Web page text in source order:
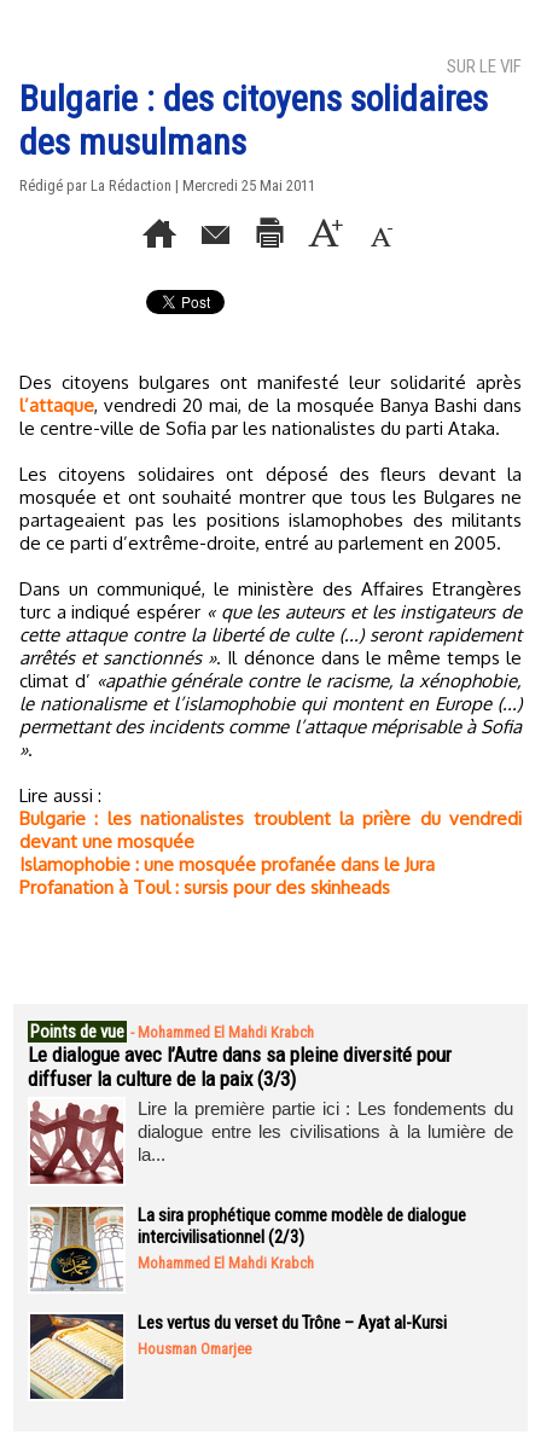
SUR LE VIF
Bulgarie : des citoyens solidaires
des musulmans
Rédigé par La Rédaction | Mercredi 25 Mai 2011
Des citoyens bulgares ont manifesté leur solidarité après
l’attaque, vendredi 20 mai, de la mosquée Banya Bashi dans
le centre-ville de Sofia par les nationalistes du parti Ataka.
Les citoyens solidaires ont déposé des fleurs devant la
mosquée et ont souhaité montrer que tous les Bulgares ne
partageaient pas les positions islamophobes des militants
de ce parti d’extrême-droite, entré au parlement en 2005.
Dans un communiqué, le ministère des Affaires Etrangères
turc a indiqué espérer « que les auteurs et les instigateurs de
cette attaque contre la liberté de culte (...) seront rapidement
arrêtés et sanctionnés ». Il dénonce dans le même temps le
climat d’ «apathie générale contre le racisme, la xénophobie,
le nationalisme et l’islamophobie qui montent en Europe (...)
permettant des incidents comme l’attaque méprisable à Sofia
».
Lire aussi :
Bulgarie : les nationalistes troublent la prière du vendredi
devant une mosquée
Islamophobie : une mosquée profanée dans le Jura
Profanation à Toul : sursis pour des skinheads
Points de vue - Mohammed El Mahdi Krabch
Le dialogue avec l’Autre dans sa pleine diversité pour
diffuser la culture de la paix (3/3)
Lire la première partie ici : Les fondements du
dialogue entre les civilisations à la lumière de
la...
La sira prophétique comme modèle de dialogue
intercivilisationnel (2/3)
Mohammed El Mahdi Krabch
Les vertus du verset du Trône – Ayat al-Kursi
Housman Omarjee